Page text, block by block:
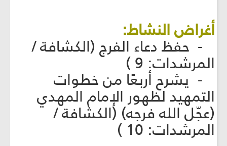
أغراض النشاط:
- حفظ دعاء الفرج (الكشافة /
المرشدات: 9 )
- يشرح أربعًا من خطوات
التمهيد لظهور الإمام المهدي
(عجّل الله فرجه) (الكشافة /
المرشدات: 10 )